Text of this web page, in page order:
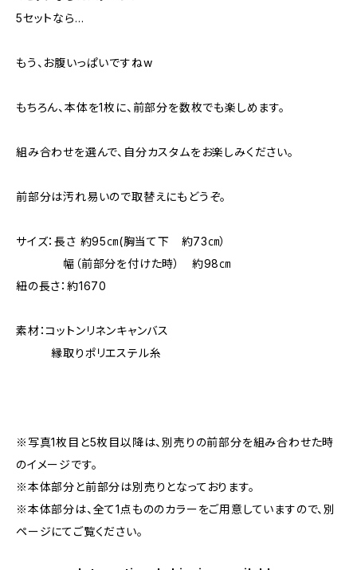
5セットなら…
もう、お腹いっぱいですねw
もちろん、本体を1枚に、前部分を数枚でも楽しめます。
組み合わせを選んで、自分カスタムをお楽しみください。
前部分は汚れ易いので取替えにもどうぞ。
サイズ：長さ 約95㎝(胸当て下 約73㎝）
幅（前部分を付けた時） 約98㎝
紐の長さ：約1670
素材：コットンリネンキャンバス
縁取りポリエステル糸
※写真1枚目と5枚目以降は、別売りの前部分を組み合わせた時
のイメージです。
※本体部分と前部分は別売りとなっております。
※本体部分は、全て1点もののカラーをご用意していますので、別
ページにてご覧ください。